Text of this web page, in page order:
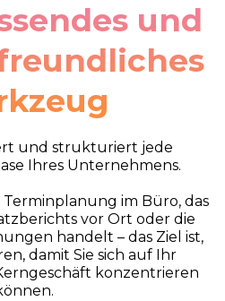
und
und strukturiert jede
Ihres Unternehmens.
Terminplanung im Büro, das
vor Ort oder die
handelt – das Ziel ist,
damit Sie sich auf Ihr
konzentrieren